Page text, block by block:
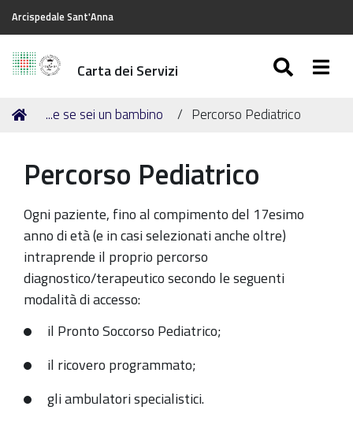
Arcispedale Sant'Anna
Carta dei Servizi
Tu
Home
...e se sei un bambino Percorso Pediatrico
Percorso Pediatrico
Ogni paziente, fino al compimento del 17esimo
anno di età (e in casi selezionati anche oltre)
intraprende il proprio percorso
diagnostico/terapeutico secondo le seguenti
modalità di accesso:
il Pronto Soccorso Pediatrico;
il ricovero programmato;
gli ambulatori specialistici.